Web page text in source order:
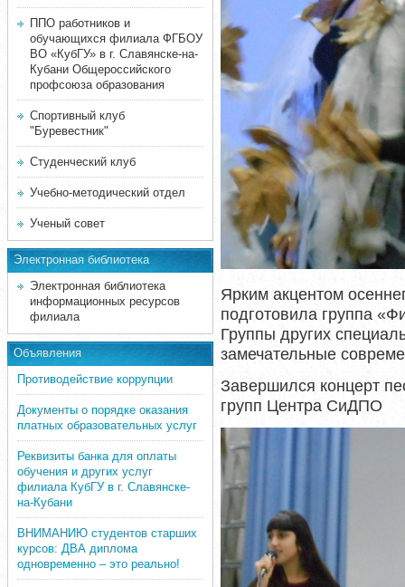
ППО работников и
обучающихся филиала ФГБОУ
ВО «КубГУ» в г. Славянске-на-
Кубани Общероссийского
профсоюза образования
Спортивный клуб
"Буревестник"
Студенческий клуб
Учебно-методический отдел
Ученый совет
Электронная библиотека
Электронная библиотека
информационных ресурсов
филиала
Объявления
Противодействие коррупции
Документы о порядке оказания
платных образовательных услуг
Реквизиты банка для оплаты
обучения и других услуг
филиала КубГУ в г. Славянске-
на-Кубани
ВНИМАНИЮ студентов старших
курсов: ДВА диплома
одновременно – это реально!
Ярким акцентом
подготовила группа
Группы других
замечательные
Завершился концерт
групп Центра СиДПО